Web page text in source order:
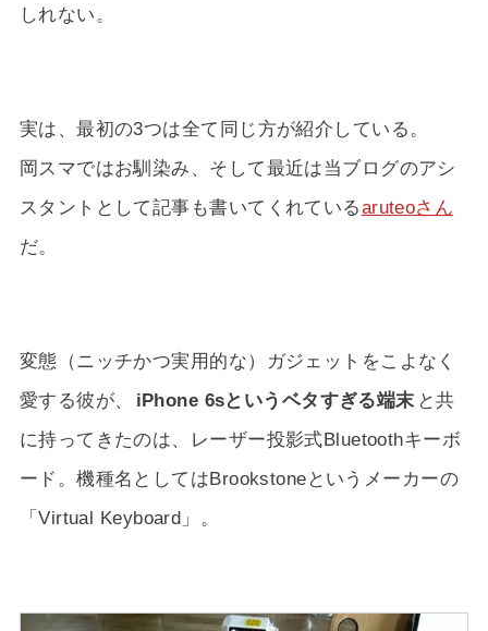
しれない。
実は、最初の3つは全て同じ方が紹介している。
岡スマではお馴染み、そして最近は当ブログのアシ
スタントとして記事も書いてくれているaruteoさん
だ。
変態（ニッチかつ実用的な）ガジェットをこよなく
愛する彼が、
iPhone 6sというベタすぎる端末 と共
に持ってきたのは、レーザー投影式Bluetoothキーボ
ード。機種名としてはBrookstoneというメーカーの
「Virtual Keyboard」。